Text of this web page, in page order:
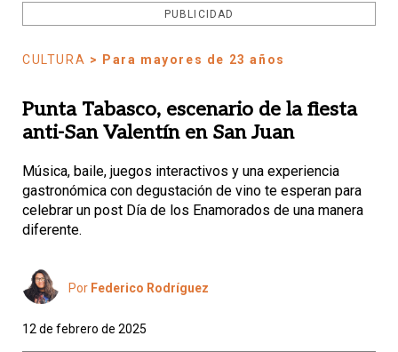
PUBLICIDAD
CULTURA > Para mayores de 23 años
Punta Tabasco, escenario de la fiesta
anti-San Valentín en San Juan
Música, baile, juegos interactivos y una experiencia
gastronómica con degustación de vino te esperan para
celebrar un post Día de los Enamorados de una manera
diferente.
Por Federico Rodríguez
12 de febrero de 2025